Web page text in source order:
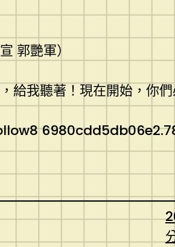
艷軍）
，給我聽著！現在開始，你